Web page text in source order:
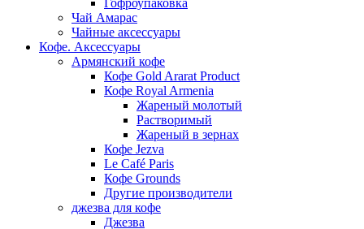
Гофроупаковка
Чай Амарас
Чайные аксессуары
Кофе. Аксессуары
Армянский кофе
Кофе Gold Ararat Product
Кофе Royal Armenia
Жареный молотый
Растворимый
Жареный в зернах
Кофе Jezva
Le Café Paris
Кофе Grounds
Другие производители
джезва для кофе
Джезва